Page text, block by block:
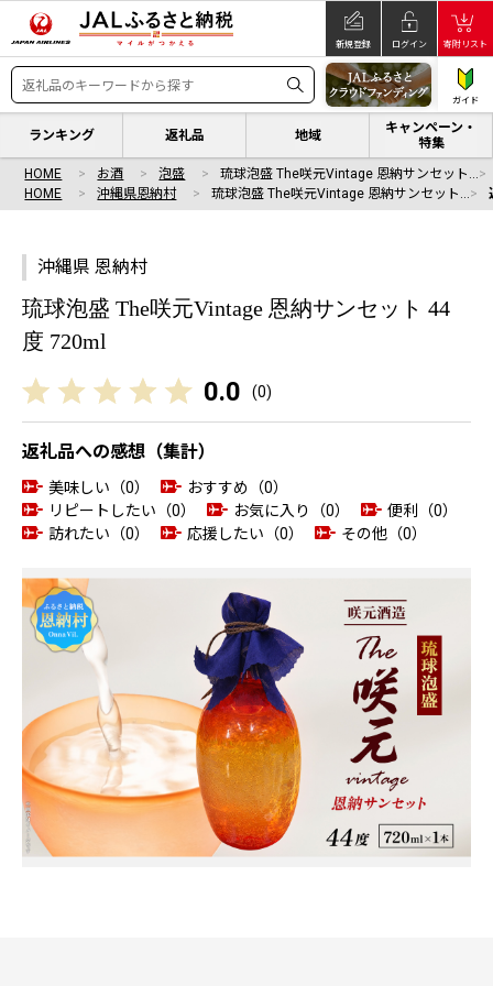
新規登録 ログイン 寄附リスト
ガイド
ランキング 返礼品 地域
キャンペーン・
特集
HOME お酒 泡盛
琉球泡盛 The咲元Vintage 恩納サンセット…
HOME
沖縄県恩納村 琉球泡盛 The咲元Vintage 恩納サンセット…
沖縄県 恩納村
琉球泡盛 The咲元Vintage 恩納サンセット 44
度 720ml
0.0 (0)
返礼品への感想（集計）
美味しい（0）
おすすめ（0）
リピートしたい（0）
お気に入り（0）
便利（0）
訪れたい（0）
応援したい（0） その他（0）